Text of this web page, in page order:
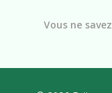
Vous ne